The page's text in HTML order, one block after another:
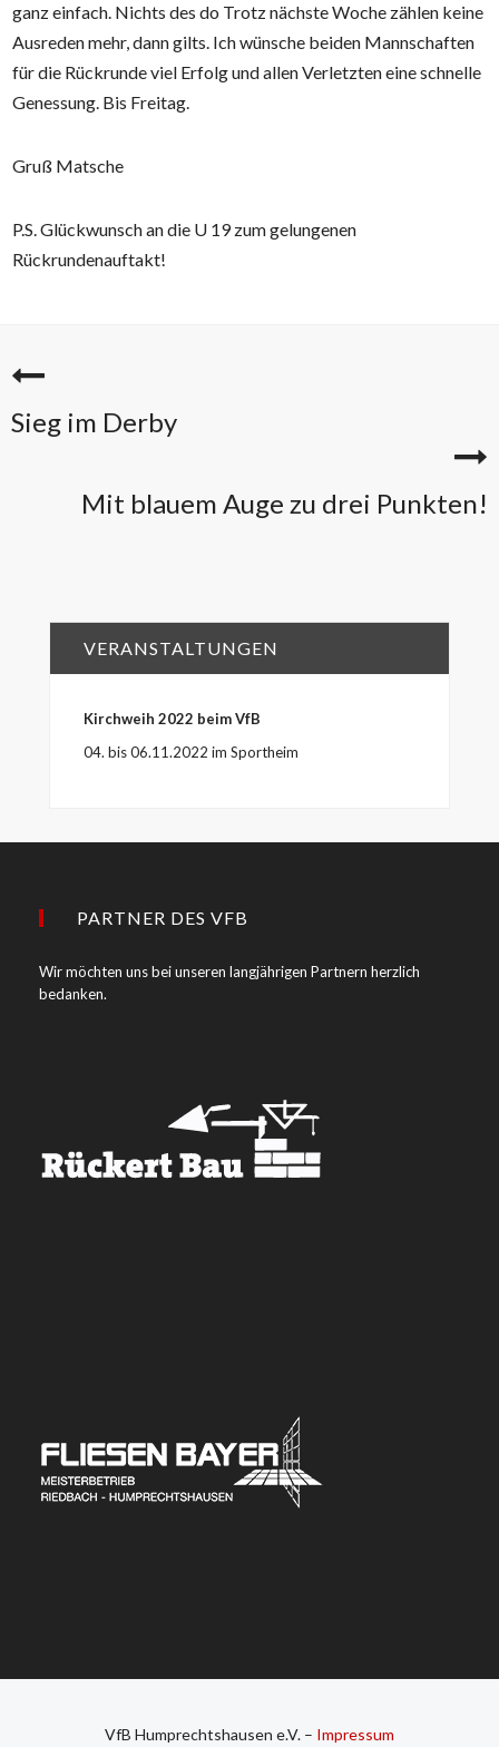
ganz einfach. Nichts des do Trotz nächste Woche zählen keine
Ausreden mehr, dann gilts. Ich wünsche beiden Mannschaften
für die Rückrunde viel Erfolg und allen Verletzten eine schnelle
Genessung. Bis Freitag.
Gruß Matsche
P.S. Glückwunsch an die U 19 zum gelungenen
Rückrundenauftakt!
Sieg im Derby
Mit blauem Auge zu drei Punkten!
VERANSTALTUNGEN
Kirchweih 2022 beim VfB
04. bis 06.11.2022 im Sportheim
PARTNER DES VFB
Wir möchten uns bei unseren langjährigen Partnern herzlich
bedanken.
VfB Humprechtshausen e.V. – Impressum